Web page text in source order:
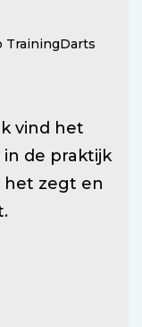
TrainingDarts
vind het
de praktijk
het zegt en